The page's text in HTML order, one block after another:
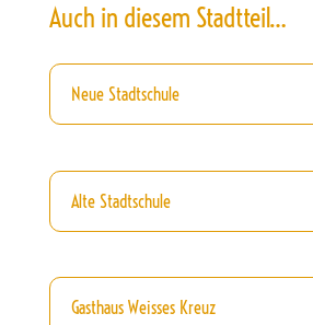
Auch in diesem Stadtteil…
Neue Stadtschule
Alte Stadtschule
Gasthaus Weisses Kreuz